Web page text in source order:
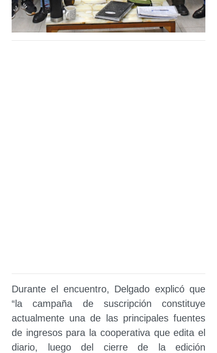
Durante el encuentro, Delgado explicó que
“la campaña de suscripción constituye
actualmente una de las principales fuentes
de ingresos para la cooperativa que edita el
diario, luego del cierre de la edición